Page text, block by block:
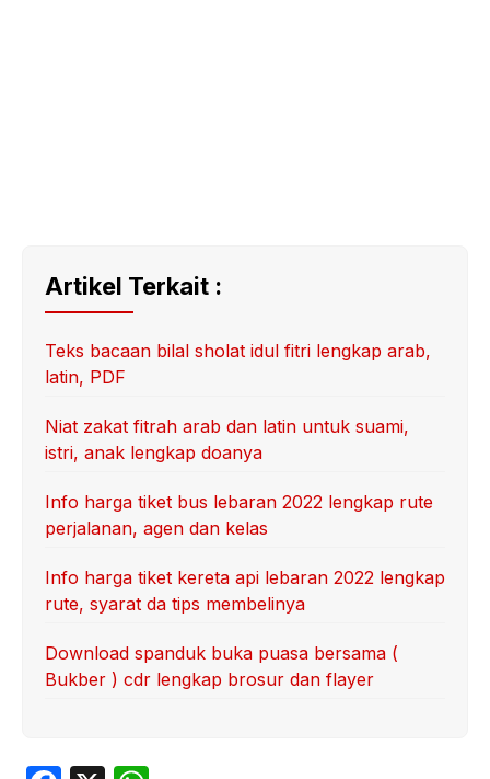
Artikel Terkait :
Teks bacaan bilal sholat idul fitri lengkap arab,
latin, PDF
Niat zakat fitrah arab dan latin untuk suami,
istri, anak lengkap doanya
Info harga tiket bus lebaran 2022 lengkap rute
perjalanan, agen dan kelas
Info harga tiket kereta api lebaran 2022 lengkap
rute, syarat da tips membelinya
Download spanduk buka puasa bersama (
Bukber ) cdr lengkap brosur dan flayer